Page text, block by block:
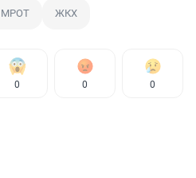
МРОТ ЖКХ
0 0 0